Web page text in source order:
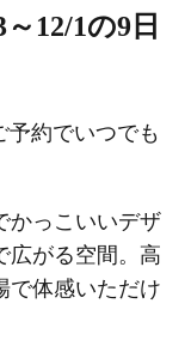
12/1の9日
予約でいつでも
かっこいいデザ
広がる空間。高
で体感いただけ